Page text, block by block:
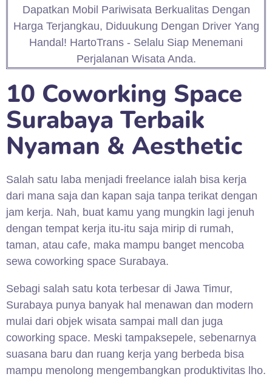
Dapatkan Mobil Pariwisata Berkualitas Dengan
Harga Terjangkau, Diduukung Dengan Driver Yang
Handal! HartoTrans - Selalu Siap Menemani
Perjalanan Wisata Anda.
10 Coworking Space
Surabaya Terbaik
Nyaman & Aesthetic
Salah satu laba menjadi freelance ialah bisa kerja
dari mana saja dan kapan saja tanpa terikat dengan
jam kerja. Nah, buat kamu yang mungkin lagi jenuh
dengan tempat kerja itu-itu saja mirip di rumah,
taman, atau cafe, maka mampu banget mencoba
sewa coworking space Surabaya.
Sebagi salah satu kota terbesar di Jawa Timur,
Surabaya punya banyak hal menawan dan modern
mulai dari objek wisata sampai mall dan juga
coworking space. Meski tampaksepele, sebenarnya
suasana baru dan ruang kerja yang berbeda bisa
mampu menolong mengembangkan produktivitas lho.